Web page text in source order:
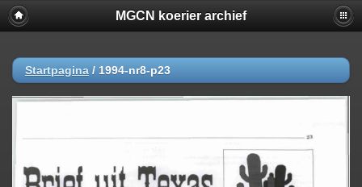
MGCN koerier archief
Startpagina / 1994-nr8-p23